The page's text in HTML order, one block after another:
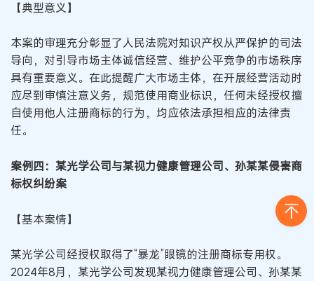
【典型意义】
本案的审理充分彰显了人民法院对知识产权从严保护的司法
导向，对引导市场主体诚信经营、维护公平竞争的市场秩序
具有重要意义。在此提醒广大市场主体，在开展经营活动时
应尽到审慎注意义务，规范使用商业标识，任何未经授权擅
自使用他人注册商标的行为，均应依法承担相应的法律责
任。
案例四：某光学公司与某视力健康管理公司、孙某某侵害商
标权纠纷案
【基本案情】
某光学公司经授权取得了“暴龙”眼镜的注册商标专用权。
2024年8月，某光学公司发现某视力健康管理公司、孙某某